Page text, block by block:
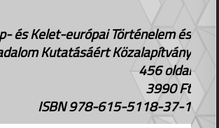
és Kelet-európai Történelem és
Kutatásáért Közalapítvány
456 oldal
3990 Ft
ISBN 978-615-5118-37-1